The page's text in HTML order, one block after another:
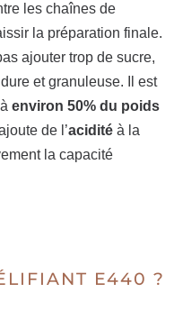
les chaînes de
la préparation finale.
ajouter trop de sucre,
et granuleuse. Il est
environ 50% du poids
de l’acidité à la
la capacité
E440 ?